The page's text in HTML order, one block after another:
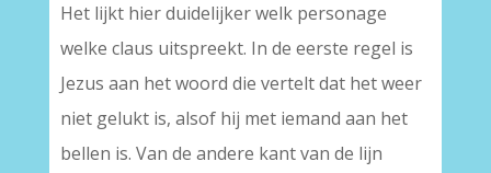
Het lijkt hier duidelijker welk personage
welke claus uitspreekt. In de eerste regel is
Jezus aan het woord die vertelt dat het weer
niet gelukt is, alsof hij met iemand aan het
bellen is. Van de andere kant van de lijn